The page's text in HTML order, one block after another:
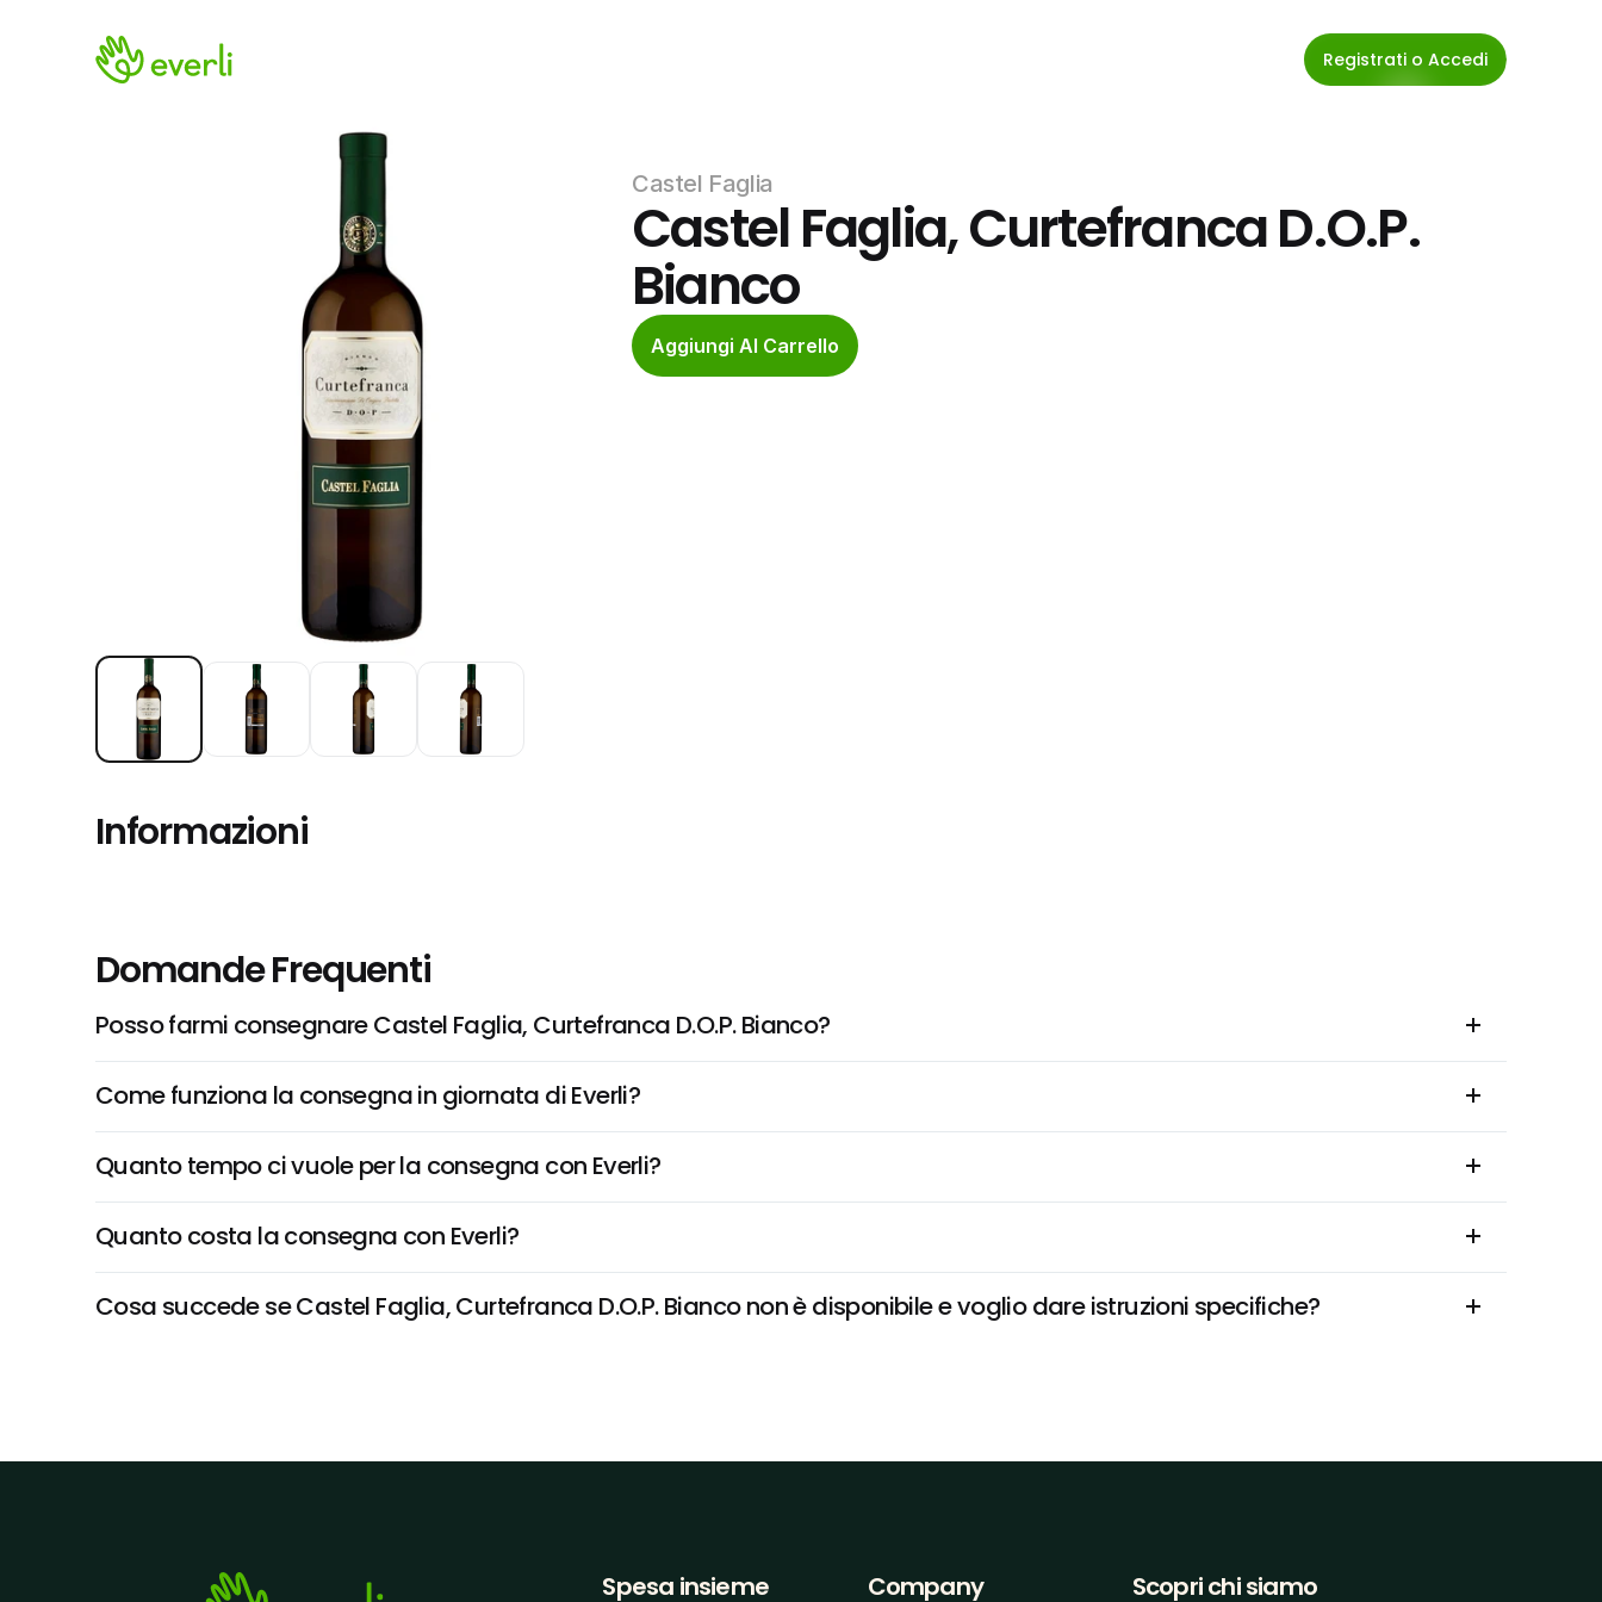
Registrati o Accedi
Castel Faglia
Castel Faglia, Curtefranca D.O.P.
Bianco
Aggiungi Al Carrello
Informazioni
Domande Frequenti
Posso farmi consegnare Castel Faglia, Curtefranca D.O.P. Bianco?
Come funziona la consegna in giornata di Everli?
Quanto tempo ci vuole per la consegna con Everli?
Quanto costa la consegna con Everli?
Cosa succede se Castel Faglia, Curtefranca D.O.P. Bianco non è disponibile e voglio dare istruzioni specifiche?
Spesa insieme Company Scopri chi siamo